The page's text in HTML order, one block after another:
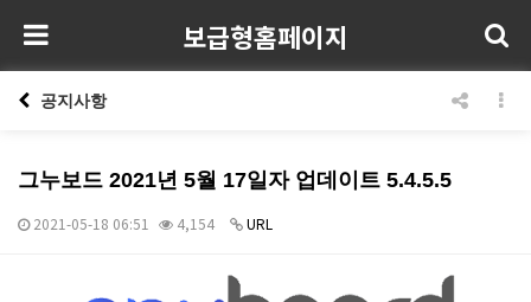
보급형홈페이지
공지사항
그누보드 2021년 5월 17일자 업데이트 5.4.5.5
2021-05-18 06:51 4,154 URL